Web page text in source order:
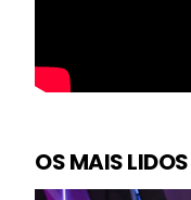
OS MAIS LIDOS